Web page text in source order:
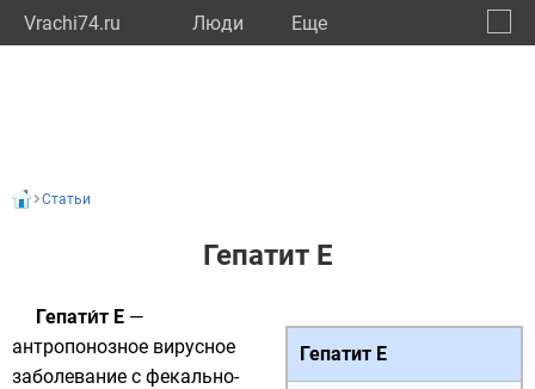
Vrachi74.ru Люди Eще
Статьи
Гепатит E
Гепатит E
Гепати́т E —
антропонозное вирусное
заболевание с фекально-